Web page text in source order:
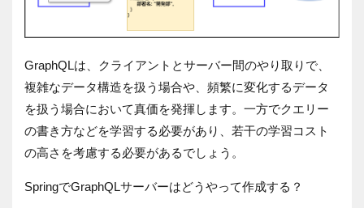
GraphQLは、クライアントとサーバー間のやり取りで、
複雑なデータ構造を扱う場合や、頻繁に変化するデータ
を扱う場合において真価を発揮します。一方でクエリー
の書き方などを学習する必要があり、若干の学習コスト
の高さを考慮する必要があるでしょう。
SpringでGraphQLサーバーはどうやって作成する？